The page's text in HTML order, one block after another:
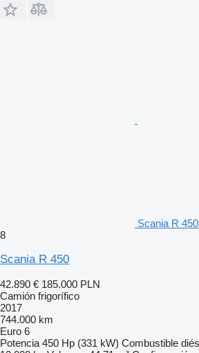
Scania R
8
Scania R 450
42.890 € 185.000 PLN
Camión frigorífico
2017
744.000 km
Euro 6
Potencia 450 Hp (331 kW) Combustible